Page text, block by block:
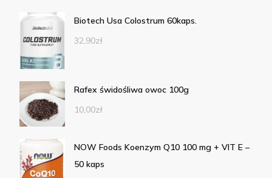
Biotech Usa Colostrum 60kaps.
32,90zł
Rafex świdośliwa owoc 100g
10,00zł
NOW Foods Koenzym Q10 100 mg + VIT E –
50 kaps